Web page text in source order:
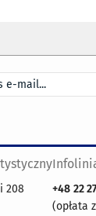
208
+48 22
(opłata